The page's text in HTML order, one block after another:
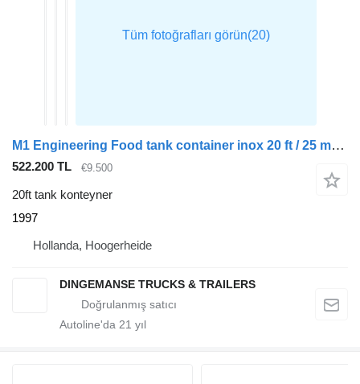
M1 Engineering Food tank container inox 20 ft / 25 m3 / 1 comp
522.200 TL €9.500
20ft tank konteyner
1997
Hollanda, Hoogerheide
DINGEMANSE TRUCKS & TRAILERS
Autoline'da 21 yıl